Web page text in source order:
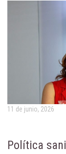
11 de junio, 2026
Política